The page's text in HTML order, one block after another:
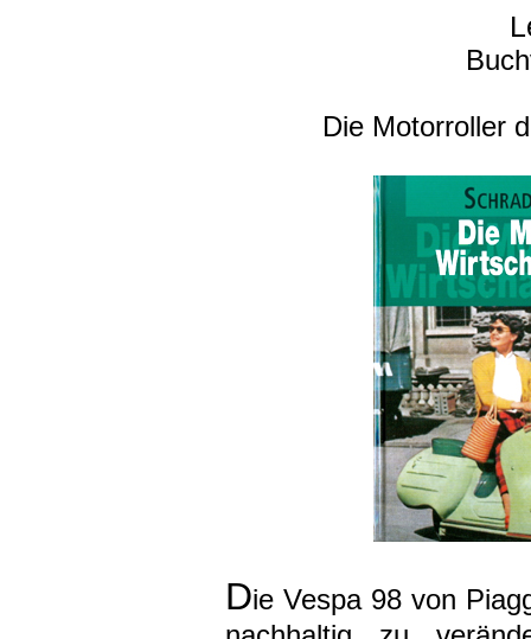
Die Motorroller
Die Vespa 98 von